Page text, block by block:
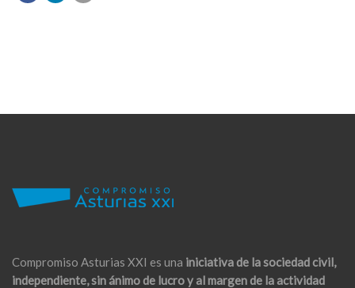
Compromiso Asturias XXI es una iniciativa de la sociedad civil,
independiente, sin ánimo de lucro y al margen de la actividad